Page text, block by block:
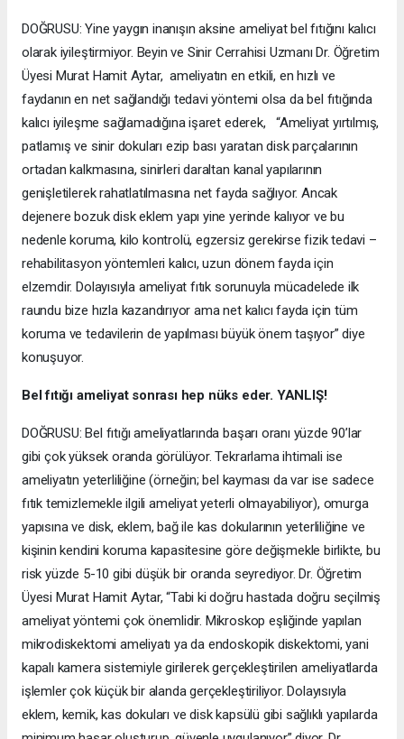
DOĞRUSU: Yine yaygın inanışın aksine ameliyat bel fıtığını kalıcı
olarak iyileştirmiyor. Beyin ve Sinir Cerrahisi Uzmanı Dr. Öğretim
Üyesi Murat Hamit Aytar, ameliyatın en etkili, en hızlı ve
faydanın en net sağlandığı tedavi yöntemi olsa da bel fıtığında
kalıcı iyileşme sağlamadığına işaret ederek, “Ameliyat yırtılmış,
patlamış ve sinir dokuları ezip bası yaratan disk parçalarının
ortadan kalkmasına, sinirleri daraltan kanal yapılarının
genişletilerek rahatlatılmasına net fayda sağlıyor. Ancak
dejenere bozuk disk eklem yapı yine yerinde kalıyor ve bu
nedenle koruma, kilo kontrolü, egzersiz gerekirse fizik tedavi –
rehabilitasyon yöntemleri kalıcı, uzun dönem fayda için
elzemdir. Dolayısıyla ameliyat fıtık sorunuyla mücadelede ilk
raundu bize hızla kazandırıyor ama net kalıcı fayda için tüm
koruma ve tedavilerin de yapılması büyük önem taşıyor” diye
konuşuyor.
Bel fıtığı ameliyat sonrası hep nüks eder. YANLIŞ!
DOĞRUSU: Bel fıtığı ameliyatlarında başarı oranı yüzde 90’lar
gibi çok yüksek oranda görülüyor. Tekrarlama ihtimali ise
ameliyatın yeterliliğine (örneğin; bel kayması da var ise sadece
fıtık temizlemekle ilgili ameliyat yeterli olmayabiliyor), omurga
yapısına ve disk, eklem, bağ ile kas dokularının yeterliliğine ve
kişinin kendini koruma kapasitesine göre değişmekle birlikte, bu
risk yüzde 5-10 gibi düşük bir oranda seyrediyor. Dr. Öğretim
Üyesi Murat Hamit Aytar, “Tabi ki doğru hastada doğru seçilmiş
ameliyat yöntemi çok önemlidir. Mikroskop eşliğinde yapılan
mikrodiskektomi ameliyatı ya da endoskopik diskektomi, yani
kapalı kamera sistemiyle girilerek gerçekleştirilen ameliyatlarda
işlemler çok küçük bir alanda gerçekleştiriliyor. Dolayısıyla
eklem, kemik, kas dokuları ve disk kapsülü gibi sağlıklı yapılarda